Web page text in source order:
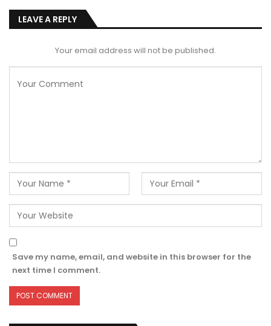
LEAVE A REPLY
Your email address will not be published.
Save my name, email, and website in this browser for the
next time I comment.